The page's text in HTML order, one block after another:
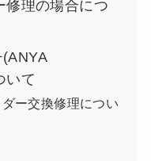
修理の場合につ
いて
ー交換修理につい